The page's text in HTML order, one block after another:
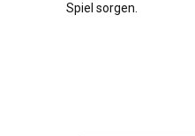
Spiel sorgen.